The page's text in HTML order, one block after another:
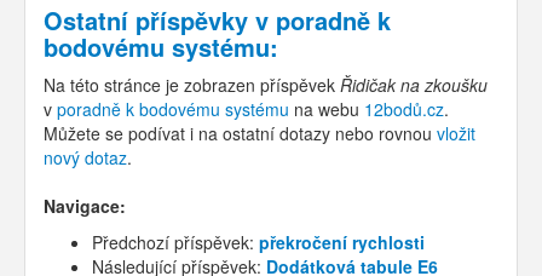
Ostatní příspěvky v poradně k
bodovému systému:
Na této stránce je zobrazen příspěvek Řidičak na zkoušku
v poradně k bodovému systému na webu 12bodů.cz.
Můžete se podívat i na ostatní dotazy nebo rovnou vložit
nový dotaz.
Navigace:
Předchozí příspěvek: překročení rychlosti
Následující příspěvek: Dodátková tabule E6